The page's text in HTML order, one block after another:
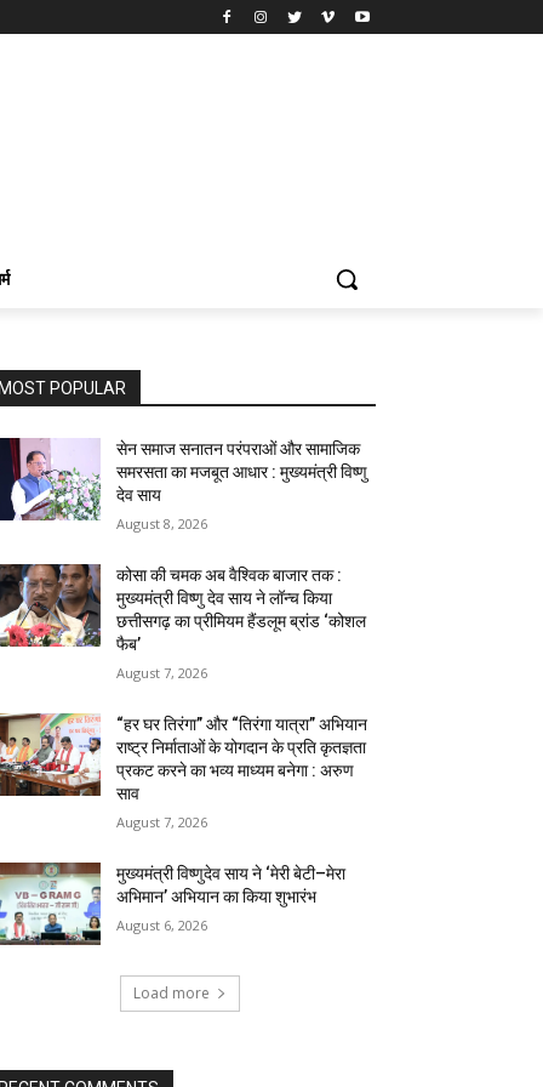
POPULAR
सेन समाज सनातन परंपराओं और सामाजिक
समरसता का मजबूत आधार : मुख्यमंत्री विष्णु
देव साय
August 8, 2026
कोसा की चमक अब वैश्विक बाजार तक :
मुख्यमंत्री विष्णु देव साय ने लॉन्च किया
छत्तीसगढ़ का प्रीमियम हैंडलूम ब्रांड ‘कोशल
फैब’
August 7, 2026
“हर घर तिरंगा” और “तिरंगा यात्रा” अभियान
राष्ट्र निर्माताओं के योगदान के प्रति कृतज्ञता
प्रकट करने का भव्य माध्यम बनेगा : अरुण
साव
August 7, 2026
मुख्यमंत्री विष्णुदेव साय ने ‘मेरी बेटी–मेरा
अभिमान’ अभियान का किया शुभारंभ
August 6, 2026
Load more